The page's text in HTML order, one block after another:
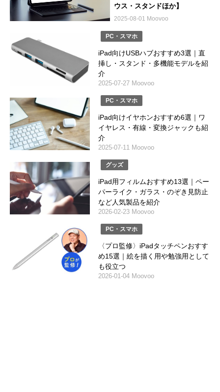
ウス・スタンドほか】
2025-08-01 Moovoo
PC・スマホ
iPad向けUSBハブおすすめ3選｜直
挿し・スタンド・多機能モデルを紹
介
2025-07-27 Moovoo
PC・スマホ
iPad向けイヤホンおすすめ6選｜ワ
イヤレス・有線・変換ジャックも紹
介
2025-07-11 Moovoo
グッズ
iPad用フィルムおすすめ13選｜ペー
パーライク・ガラス・のぞき見防止
など人気製品を紹介
2026-02-23 Moovoo
PC・スマホ
〈プロ監修〉iPadタッチペンおすす
め15選｜絵を描く用や勉強用として
も役立つ
2026-01-04 Moovoo